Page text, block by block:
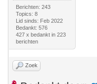
Berichten: 243
Topics: 8
Lid sinds: Feb 2022
Bedankt: 576
427 x bedankt in 223
berichten
Zoek